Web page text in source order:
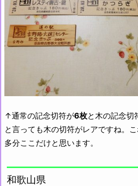
↑通常の記念切符が6枚と木の記念切
と言っても木の切符がレアですね。
多分ここだけと思います。
和歌山県